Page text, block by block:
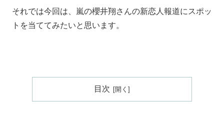
それでは今回は、嵐の櫻井翔さんの新恋人報道にスポッ
トを当ててみたいと思います。
目次